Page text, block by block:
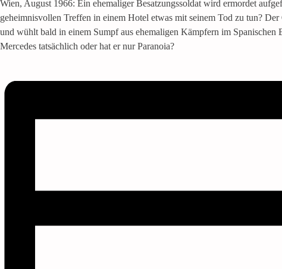
Wien, August 1966: Ein ehemaliger Besatzungssoldat wird ermordet
geheimnisvollen Treffen in einem Hotel etwas mit seinem Tod zu tun?
und wühlt bald in einem Sumpf aus ehemaligen Kämpfern im
Mercedes tatsächlich oder hat er nur Paranoia?